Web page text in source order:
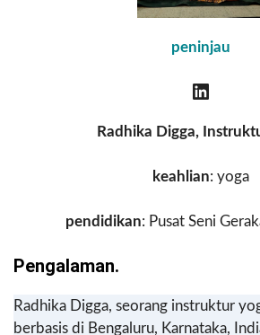
peninjau
Radhika Digga,
keahlian: yoga
pendidikan: Pusat Seni
Pengalaman.
Radhika Digga, seorang instruktur
berbasis di Bengaluru, Karnataka,